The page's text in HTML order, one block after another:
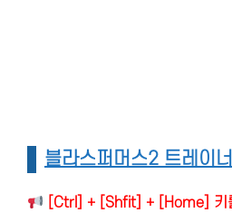
블라스퍼머스2 트레이
[Ctrl] + [Shfit] + [Home] 키